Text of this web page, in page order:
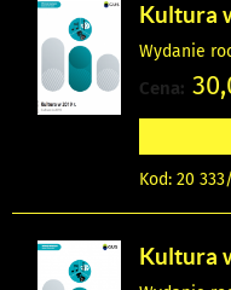
Kultura
Wydanie
Cena:
Kod: 20
Kultura